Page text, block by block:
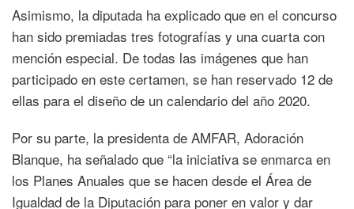
Asimismo, la diputada ha explicado que en el concurso
han sido premiadas tres fotografías y una cuarta con
mención especial. De todas las imágenes que han
participado en este certamen, se han reservado 12 de
ellas para el diseño de un calendario del año 2020.
Por su parte, la presidenta de AMFAR, Adoración
Blanque, ha señalado que “la iniciativa se enmarca en
los Planes Anuales que se hacen desde el Área de
Igualdad de la Diputación para poner en valor y dar